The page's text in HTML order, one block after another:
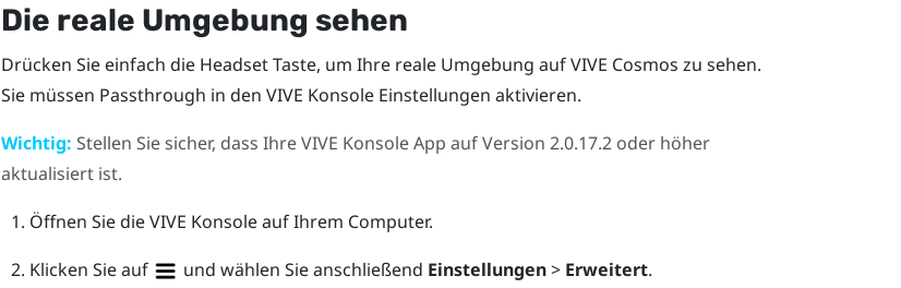
Die reale Umgebung sehen
Drücken Sie einfach die HeadsetTaste, um Ihre reale Umgebung aufVIVE Cosmos zu sehen.
Sie müssen Passthrough in den VIVE KonsoleEinstellungen aktivieren.
Wichtig: Stellen Sie sicher, dass IhreVIVE KonsoleApp auf Version 2.0.17.2 oder höher
aktualisiert ist.
Öffnen Sie dieVIVE Konsoleauf Ihrem Computer.
Klicken Sie auf
und wählen Sie anschließend Einstellungen> Erweitert.